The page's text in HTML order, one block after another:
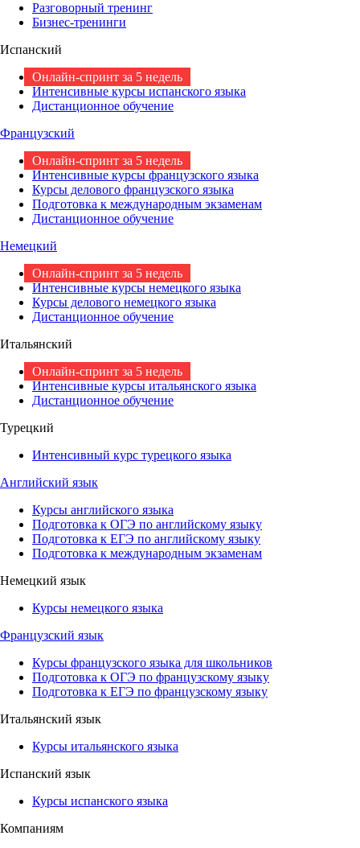
Разговорный тренинг
Бизнес-тренинги
Испанский
Онлайн-спринт за 5 недель
Интенсивные курсы испанского языка
Дистанционное обучение
Французский
Онлайн-спринт за 5 недель
Интенсивные курсы французского языка
Курсы делового французского языка
Подготовка к международным экзаменам
Дистанционное обучение
Немецкий
Онлайн-спринт за 5 недель
Интенсивные курсы немецкого языка
Курсы делового немецкого языка
Дистанционное обучение
Итальянский
Онлайн-спринт за 5 недель
Интенсивные курсы итальянского языка
Дистанционное обучение
Турецкий
Интенсивный курс турецкого языка
Английский язык
Курсы английского языка
Подготовка к ОГЭ по английскому языку
Подготовка к ЕГЭ по английскому языку
Подготовка к международным экзаменам
Немецкий язык
Курсы немецкого языка
Французский язык
Курсы французского языка для школьников
Подготовка к ОГЭ по французскому языку
Подготовка к ЕГЭ по французскому языку
Итальянский язык
Курсы итальянского языка
Испанский язык
Курсы испанского языка
Компаниям